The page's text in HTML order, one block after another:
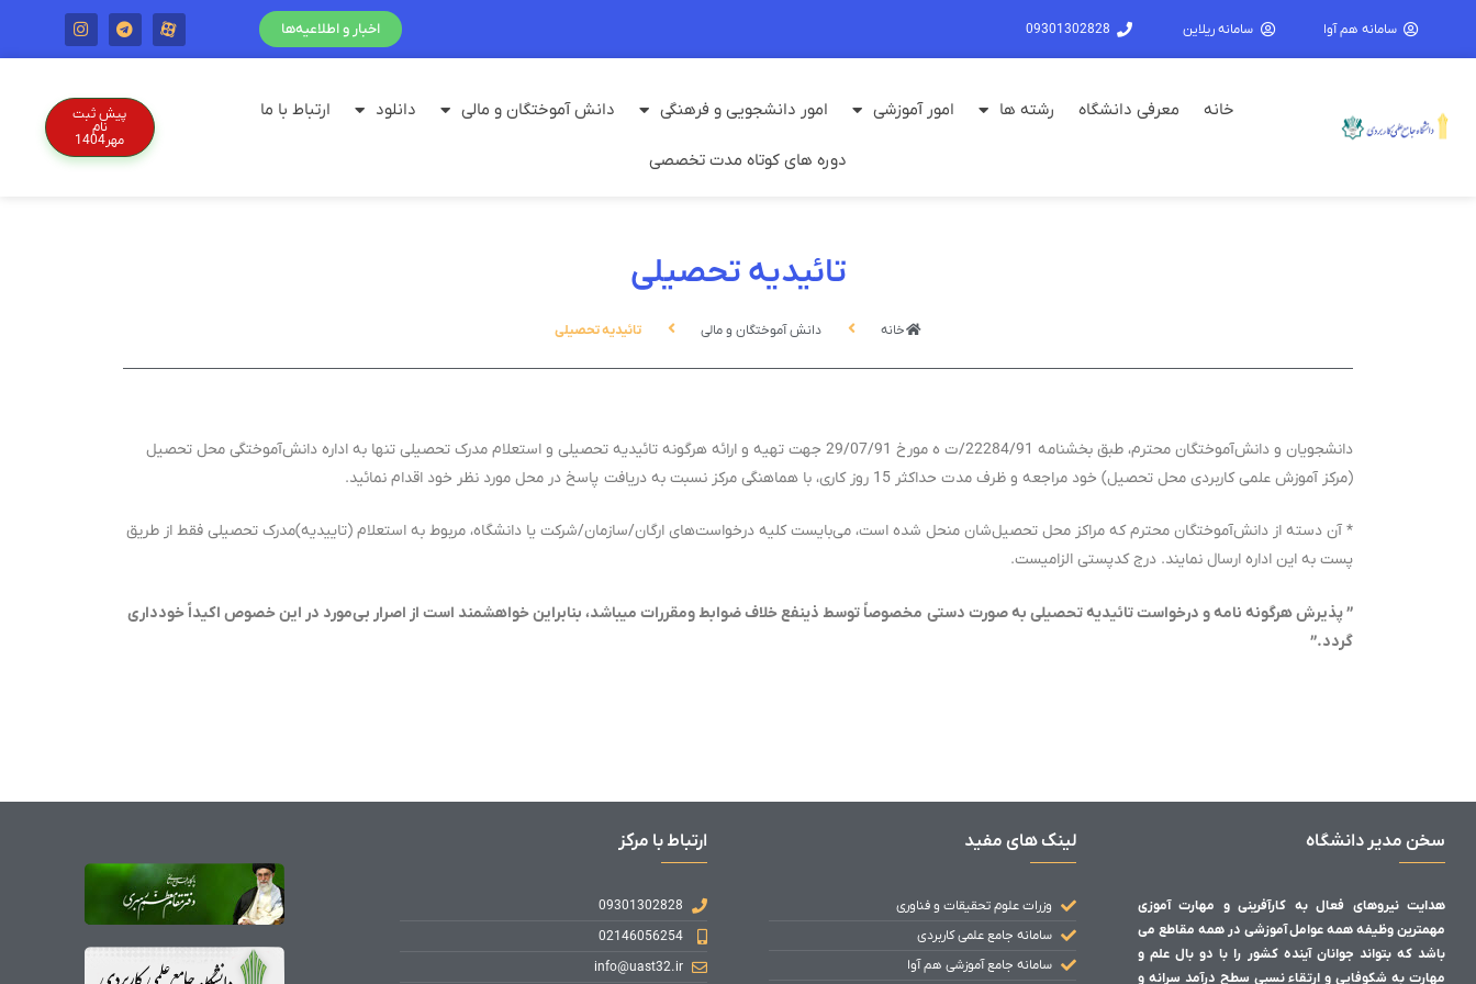
سامانه هم آوا سامانه ریلاین 09301302828 اخبار و اطلاعیه‌ها
خانه معرفی دانشگاه رشته ها امور آموزشی امور دانشجویی و فرهنگی دانش آموختگان و مالی دانلود ارتباط با ما
دوره های کوتاه مدت تخصصی
پیش ثبت
نام
مهر1404
تائیدیه تحصیلی
خانه دانش آموختگان و مالی تائیدیه تحصیلی
دانشجویان و دانش‌آموختگان محترم، طبق بخشنامه 22284/91/ت ه مورخ 29/07/91 جهت تهیه و ارائه هرگونه تائیدیه تحصیلی و استعلام مدرک تحصیلی تنها به اداره دانش‌آموختگی محل تحصیل
(مرکز آموزش علمی کاربردی محل تحصیل) خود مراجعه و ظرف مدت حداکثر 15 روز کاری، با هماهنگی مرکز نسبت به دریافت پاسخ در محل مورد نظر خود اقدام نمائید.
* آن دسته از دانش‌آموختگان محترم که مراکز محل تحصیل‌شان منحل شده است، می‌بایست کلیه درخواست‌های ارگان/سازمان/شرکت یا دانشگاه، مربوط به استعلام (تاییدیه)مدرک تحصیلی فقط از طریق
پست به این اداره ارسال نمایند. درج کدپستی الزامیست.
” پذیرش هرگونه نامه و درخواست تائیدیه تحصیلی به صورت دستی مخصوصاً توسط ذینفع خلاف ضوابط ومقررات میباشد، بنابراین خواهشمند است از اصرار بی‌مورد در این خصوص اکیداً خودداری
گردد.”
سخن مدیر دانشگاه
هدایت نیروهای فعال به کارآفرینی و مهارت آموزی
مهمترین وظیفه همه عوامل آموزشی در همه مقاطع می
باشد که بتواند جوانان آینده کشور را با دو بال علم و
مهارت به شکوفایی و ارتقاء نسبی سطح درآمد سرانه و
لینک های مفید
وزرات علوم تحقیقات و فناوری
سامانه جامع علمی کاربردی
سامانه جامع آموزشی هم آوا
ارتباط با مرکز
09301302828
02146056254
info@uast32.ir